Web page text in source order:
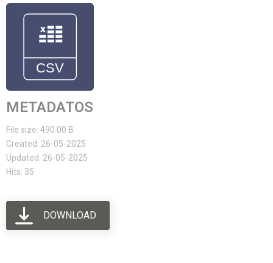
METADATOS
File size: 490.00 B
Created: 26-05-2025
Updated: 26-05-2025
Hits: 35
DOWNLOAD